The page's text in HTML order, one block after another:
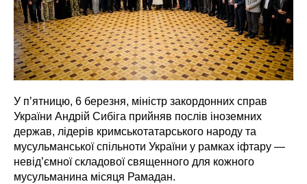
У п’ятницю, 6 березня, міністр закордонних справ
України Андрій Сибіга прийняв послів іноземних
держав, лідерів кримськотатарського народу та
мусульманської спільноти України у рамках іфтару —
невід’ємної складової священного для кожного
мусульманина місяця Рамадан.